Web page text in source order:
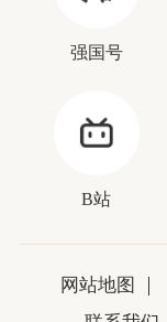
强国号
B站
网站地图